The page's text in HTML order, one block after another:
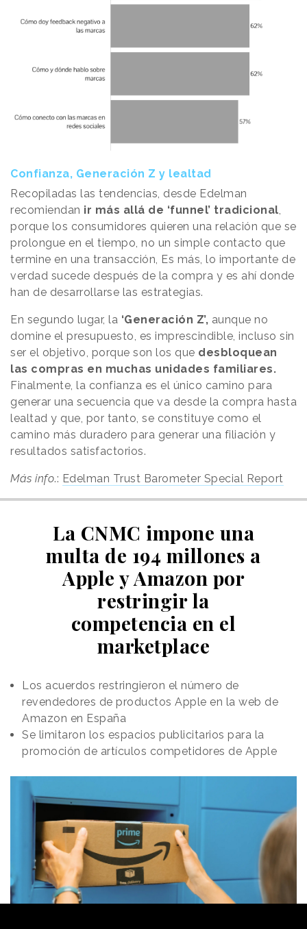
Confianza, Generación Z y lealtad
Recopiladas las tendencias, desde Edelman
recomiendan ir más allá de ‘funnel’ tradicional
porque los consumidores quieren una relación que se
prolongue en el tiempo, no un simple contacto que
termine en una transacción, Es más, lo importante de
verdad sucede después de la compra y es ahí donde
han de desarrollarse las estrategias.
En segundo lugar, la ‘Generación Z’, aunque no
domine el presupuesto, es imprescindible, incluso sin
ser el objetivo, porque son los que desbloquean
las compras en muchas unidades familiares.
Finalmente, la confianza es el único camino para
generar una secuencia que va desde la compra hasta
lealtad y que, por tanto, se constituye como el
camino más duradero para generar una filiación y
resultados satisfactorios.
Más info.: Edelman Trust Barometer Special Report
La CNMC impone una
multa de 194 millones a
Apple y Amazon por
restringir la
competencia en el
marketplace
Los acuerdos restringieron el número de
revendedores de productos Apple en la web de
Amazon en España
Se limitaron los espacios publicitarios para la
promoción de artículos competidores de Apple